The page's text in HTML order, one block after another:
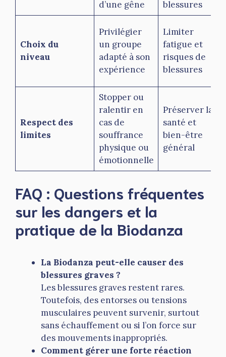
d’une gêne blessures
Choix du
niveau
Privilégier
un groupe
adapté à son
expérience
Limiter
fatigue et
risques de
blessures
Respect des
limites
Stopper ou
ralentir en
cas de
souffrance
physique ou
émotionnelle
Préserver la
santé et
bien-être
général
FAQ : Questions fréquentes
sur les dangers et la
pratique de la Biodanza
La Biodanza peut-elle causer des
blessures graves ?
Les blessures graves restent rares.
Toutefois, des entorses ou tensions
musculaires peuvent survenir, surtout
sans échauffement ou si l’on force sur
des mouvements inappropriés.
Comment gérer une forte réaction